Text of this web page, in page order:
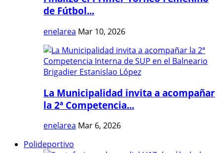
de Fútbol...
enelarea Mar 10, 2026
La Municipalidad invita a acompañar
la 2ª Competencia...
enelarea Mar 6, 2026
Polideportivo